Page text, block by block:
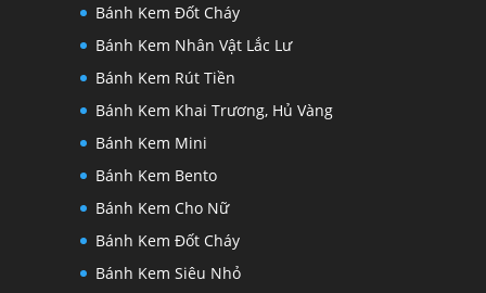
Bánh Kem Đốt Cháy
Bánh Kem Nhân Vật Lắc Lư
Bánh Kem Rút Tiền
Bánh Kem Khai Trương, Hủ Vàng
Bánh Kem Mini
Bánh Kem Bento
Bánh Kem Cho Nữ
Bánh Kem Đốt Cháy
Bánh Kem Siêu Nhỏ